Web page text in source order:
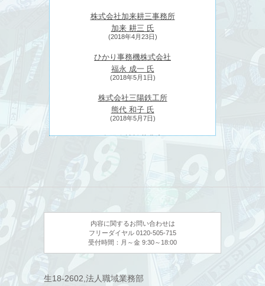
株式会社加来耕三事務所
加来 耕三 氏
(2018年4月23日)
ひかり事務機株式会社
福永 成一 氏
(2018年5月1日)
株式会社三陽鉄工所
熊代 和子 氏
(2018年5月7日)
日特エンジニアリング株式会社
近藤 進茂 氏
(2018年5月28日)
干場 健太朗 氏
(2018年6月4日)
内容に関するお問い合わせは
フリーダイヤル 0120-505-715
受付時間：月～金 9:30～18:00
生18-2602,法人職域業務部